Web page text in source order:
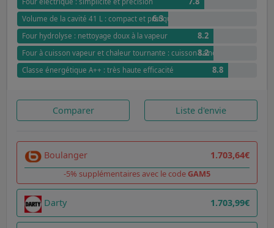
Volume de la cavité 41 L : compact et pratique
6.3
Four hydrolyse : nettoyage doux à la vapeur 8.2
Four à cuisson vapeur et chaleur tournante : cuisson saine et douce
8.2
Classe énergétique A++ : très haute efficacité 8.8
Comparer Liste d'envie
Boulanger 1.703,64€
-5% supplémentaires avec le code GAM5
Darty 1.703,99€